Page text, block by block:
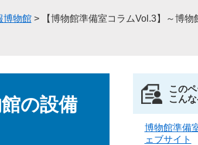
博物館 > 【博物館準備室コラムVol.3】～博物
の設備
この
こん
博物館準備
ェブサイト